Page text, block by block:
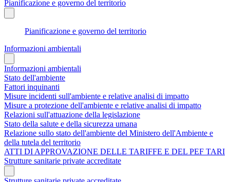
Pianificazione e governo del territorio
Pianificazione e governo del territorio
Informazioni ambientali
Informazioni ambientali
Stato dell'ambiente
Fattori inquinanti
Misure incidenti sull'ambiente e relative analisi di impatto
Misure a protezione dell'ambiente e relative analisi di impatto
Relazioni sull'attuazione della legislazione
Stato della salute e della sicurezza umana
Relazione sullo stato dell'ambiente del Ministero dell'Ambiente e
della tutela del territorio
ATTI DI APPROVAZIONE DELLE TARIFFE E DEL PEF TARI
Strutture sanitarie private accreditate